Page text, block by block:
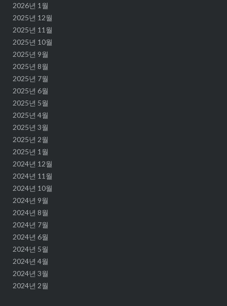
2026년 1월
2025년 12월
2025년 11월
2025년 10월
2025년 9월
2025년 8월
2025년 7월
2025년 6월
2025년 5월
2025년 4월
2025년 3월
2025년 2월
2025년 1월
2024년 12월
2024년 11월
2024년 10월
2024년 9월
2024년 8월
2024년 7월
2024년 6월
2024년 5월
2024년 4월
2024년 3월
2024년 2월